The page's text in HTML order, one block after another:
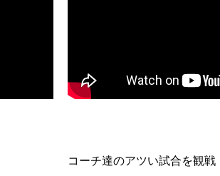
コーチ達のアツい試合を観戦